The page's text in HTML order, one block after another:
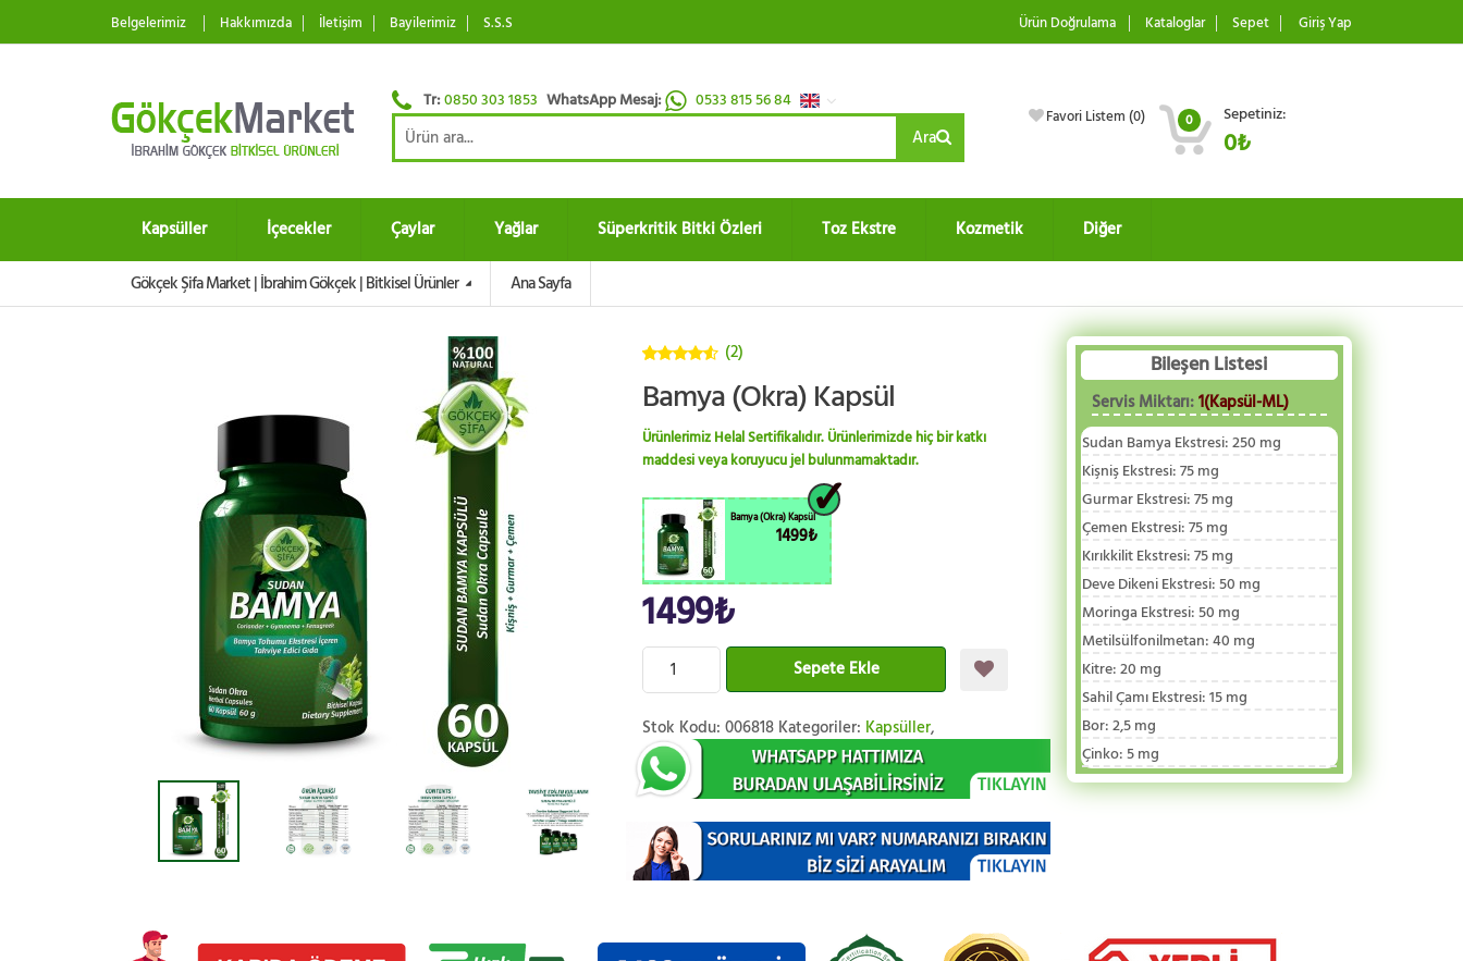
Belgelerimiz Hakkımızda İletişim Bayilerimiz S.S.S Ürün Doğrulama Kataloglar Sepet Giriş Yap
Tr:0850 303 1853 WhatsApp Mesaj: 0533 815 56 84
Ara
Favori Listem (0) 0 Sepetiniz:
0₺
Kapsüller İçecekler Çaylar Yağlar Süperkritik Bitki Özleri Toz Ekstre Kozmetik Diğer
Gökçek Şifa Market | İbrahim Gökçek | Bitkisel Ürünler Ana Sayfa
Öceki Sonraki
Sonraki
üzerinden
(2)
Bamya (Okra) Kapsül
Ürünlerimiz Helal Sertifikalıdır. Ürünlerimizde hiç bir katkı
maddesi veya koruyucu jel bulunmamaktadır.
Bamya (Okra) Kapsül
1499₺
1499₺
Sepete Ekle
Stok Kodu: 006818 Kategoriler: Kapsüller,
Bileşen Listesi
Servis Miktarı:1(Kapsül-ML)
Sudan Bamya Ekstresi: 250 mg
Kişniş Ekstresi: 75 mg
Gurmar Ekstresi: 75 mg
Çemen Ekstresi: 75 mg
Kırıkkilit Ekstresi: 75 mg
Deve Dikeni Ekstresi: 50 mg
Moringa Ekstresi: 50 mg
Metilsülfonilmetan: 40 mg
Kitre: 20 mg
Sahil Çamı Ekstresi: 15 mg
Bor: 2,5 mg
Çinko: 5 mg